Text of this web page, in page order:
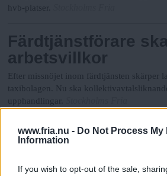
www.fria.nu - Do Not Process My
Information
If you wish to opt-out of the sale,
hvb-platser.
Färdtjänstförare
arbetsvillkor
Efter missnöjet inom färdtjänsten skärper
taxibolagen. Nu ska
upphandlingar.
När marknaden
det att skylla på